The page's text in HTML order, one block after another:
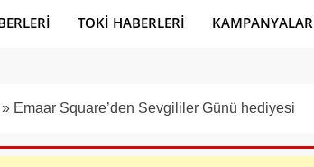
TOKI HABERLERI KAMPANYALAR
» Emaar Square’den Sevgililer Günü hediyesi